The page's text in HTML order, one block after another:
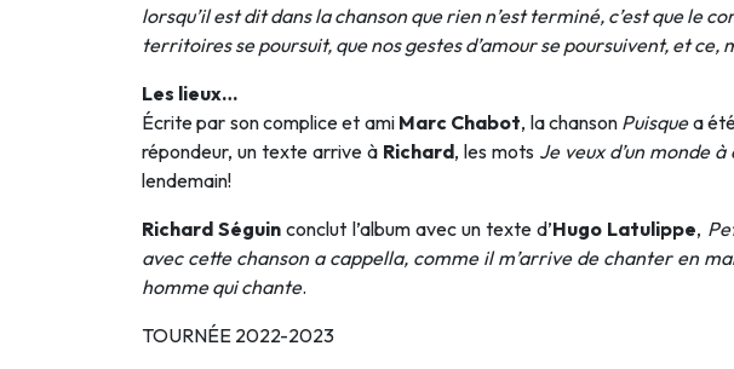
lorsqu’il est dit dans la chanson que rien n’est terminé, c’est que le
territoires se poursuit, que nos gestes d’amour se poursuivent, et ce,
Les lieux…
Écrite par son complice et ami Marc Chabot, la chanson Puisquea été
répondeur, un texte arrive à Richard, les mots Je veux d’un monde
lendemain!
Richard Séguin conclut l’album avec un texte d’Hugo Latulippe,
avec cette chanson a cappella, comme il m’arrive de chanter en
homme qui chante.
TOURNÉE 2022-2023